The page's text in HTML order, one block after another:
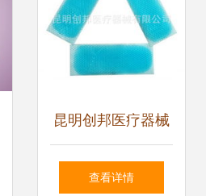
昆明创邦医疗器械
——保健项目合作
查看详情